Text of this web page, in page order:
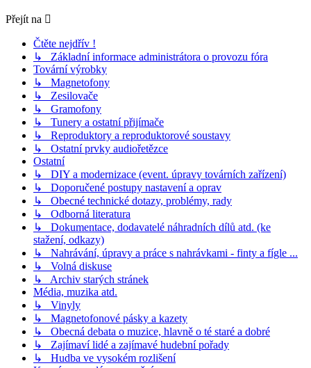
Přejít na
Čtěte nejdřív !
↳ Základní informace administrátora o provozu fóra
Tovární výrobky
↳ Magnetofony
↳ Zesilovače
↳ Gramofony
↳ Tunery a ostatní přijímače
↳ Reproduktory a reproduktorové soustavy
↳ Ostatní prvky audiořetězce
Ostatní
↳ DIY a modernizace (event. úpravy továrních zařízení)
↳ Doporučené postupy nastavení a oprav
↳ Obecné technické dotazy, problémy, rady
↳ Odborná literatura
↳ Dokumentace, dodavatelé náhradních dílů atd. (ke
stažení, odkazy)
↳ Nahrávání, úpravy a práce s nahrávkami - finty a fígle ...
↳ Volná diskuse
↳ Archiv starých stránek
Média, muzika atd.
↳ Vinyly
↳ Magnetofonové pásky a kazety
↳ Obecná debata o muzice, hlavně o té staré a dobré
↳ Zajímaví lidé a zajímavé hudební pořady
↳ Hudba ve vysokém rozlišení